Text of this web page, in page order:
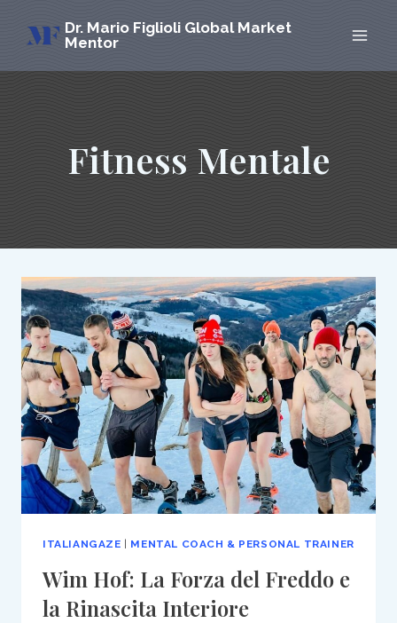
Dr. Mario Figlioli Global Market
Mentor
Fitness Mentale
ITALIANGAZE | MENTAL COACH & PERSONAL TRAINER
Wim Hof: La Forza del Freddo e
la Rinascita Interiore